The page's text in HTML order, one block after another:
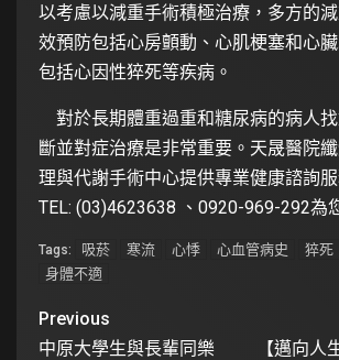
以考慮以減重手術積極治療，多方的
效預防包括心房顫動、心肌梗塞和心
包括心因性猝死等疾病。
對於長期體重過重和糖尿病的病人
斷並對症治療是非常重要。天晟醫院
理與代謝手術中心提供專業健康諮詢
TEL: (03)4623638 、0920-969-292為
Tags: 吸菸 寒流 心悸 心血管病史 猝死
身體不適
Previous
中原大學生與長輩同樂
【邁向人